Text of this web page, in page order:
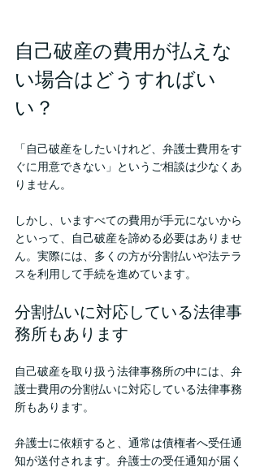
自己破産の費用が払えな
い場合はどうすればい
い？
「自己破産をしたいけれど、弁護士費用をす
ぐに用意できない」というご相談は少なくあ
りません。
しかし、いますべての費用が手元にないから
といって、自己破産を諦める必要はありませ
ん。実際には、多くの方が分割払いや法テラ
スを利用して手続を進めています。
分割払いに対応している法律事
務所もあります
自己破産を取り扱う法律事務所の中には、弁
護士費用の分割払いに対応している法律事務
所もあります。
弁護士に依頼すると、通常は債権者へ受任通
知が送付されます。弁護士の受任通知が届く